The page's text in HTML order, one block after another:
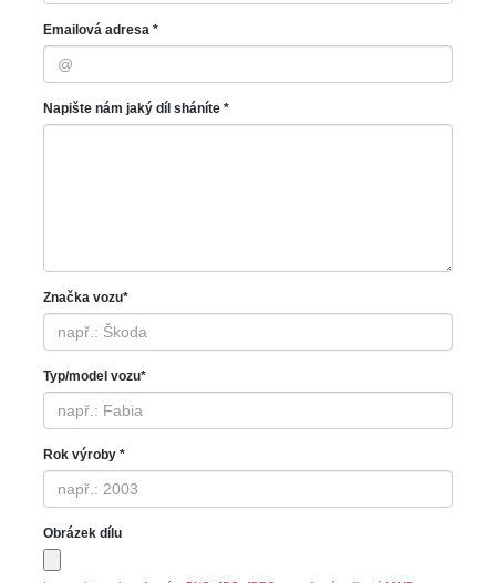
Emailová adresa *
Napište nám jaký díl sháníte *
Značka vozu*
Typ/model vozu*
Rok výroby *
Obrázek dílu